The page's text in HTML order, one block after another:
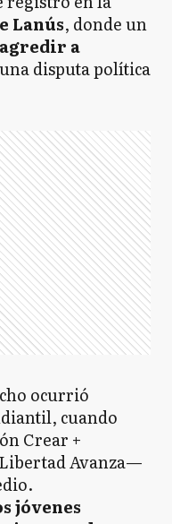
Lanús, donde un
a
disputa política
ocurrió
cuando
Crear +
Avanza—
jóvenes